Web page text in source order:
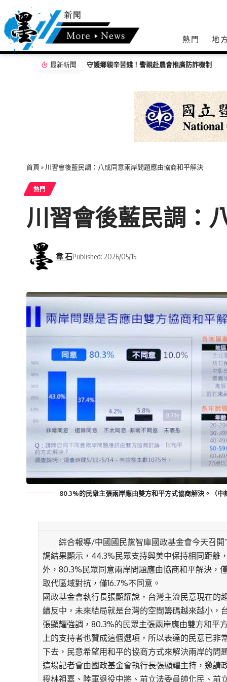
熱門 地
最新新聞 警銀即時關懷阻詐成功
首頁 » 川習會後藍民調：八成同意兩岸問題應由協商和平解決
熱門
川習會後藍民調：
韋 石Published: 2026/05/15
80.3%的民衆主張兩岸應由雙方和平方式協商解決。（中
綜合報導/中國國民黨智庫國政基金會今天召開
調結果顯示，44.3%民眾支持與美中保持相同距離
外，80.3%民眾同意兩岸問題應由協商和平解決，
取代區域對抗，僅16.7%不同意。
國政基金會執行長張顯耀說，台灣主流民意現在
續反中，未來結局就是台灣的空間籌碼越來越小，
張顯耀強調，80.3%的民眾主張兩岸應由雙方和平
上的支持者也贊成這個選項，所以表達的民意已
下去，民意希望用和平的協商方式來解決兩岸的問
這場記者會由國政基金會執行長張顯耀主持，邀
授林祖嘉、陸軍退役中將、前立法委員帥化民、